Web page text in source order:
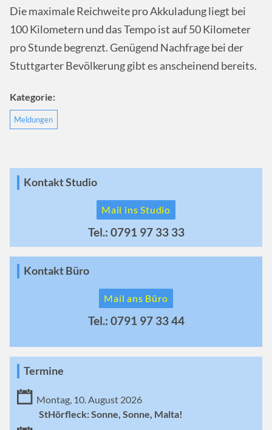
Die maximale Reichweite pro Akkuladung liegt bei
100 Kilometern und das Tempo ist auf 50 Kilometer
pro Stunde begrenzt. Genügend Nachfrage bei der
Stuttgarter Bevölkerung gibt es anscheinend bereits.
Kategorie:
Meldungen
Kontakt Studio
Mail ins Studio
Tel.: 0791 97 33 33
Kontakt Büro
Mail ans Büro
Tel.: 0791 97 33 44
Termine
Montag, 10. August 2026
StHörfleck: Sonne, Sonne, Malta!